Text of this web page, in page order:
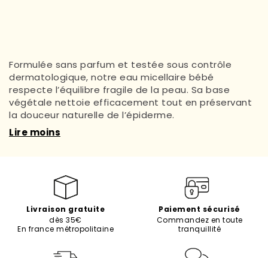
Formulée sans parfum et testée sous contrôle
dermatologique, notre eau micellaire bébé
respecte l’équilibre fragile de la peau. Sa base
végétale nettoie efficacement tout en préservant
la douceur naturelle de l’épiderme.
Lire moins
Livraison gratuite
dès 35€
En france métropolitaine
Paiement sécurisé
Commandez en toute
tranquillité